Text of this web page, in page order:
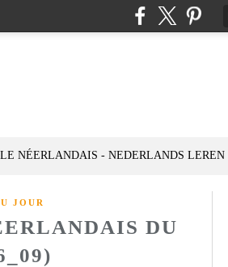
NÉERLANDAIS - NEDERLANDS LEREN
JOUR
DU